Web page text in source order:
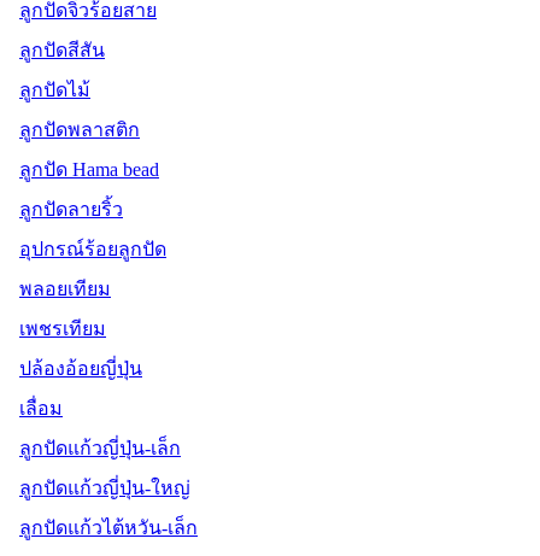
ลูกปัดจิ๋วร้อยสาย
ลูกปัดสีสัน
ลูกปัดไม้
ลูกปัดพลาสติก
ลูกปัด Hama bead
ลูกปัดลายริ้ว
อุปกรณ์ร้อยลูกปัด
พลอยเทียม
เพชรเทียม
ปล้องอ้อยญี่ปุ่น
เลื่อม
ลูกปัดแก้วญี่ปุ่น-เล็ก
ลูกปัดแก้วญี่ปุ่น-ใหญ่
ลูกปัดแก้วไต้หวัน-เล็ก